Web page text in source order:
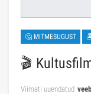
🤔 MITMESUGUST
🎬
Viimati uuendatud